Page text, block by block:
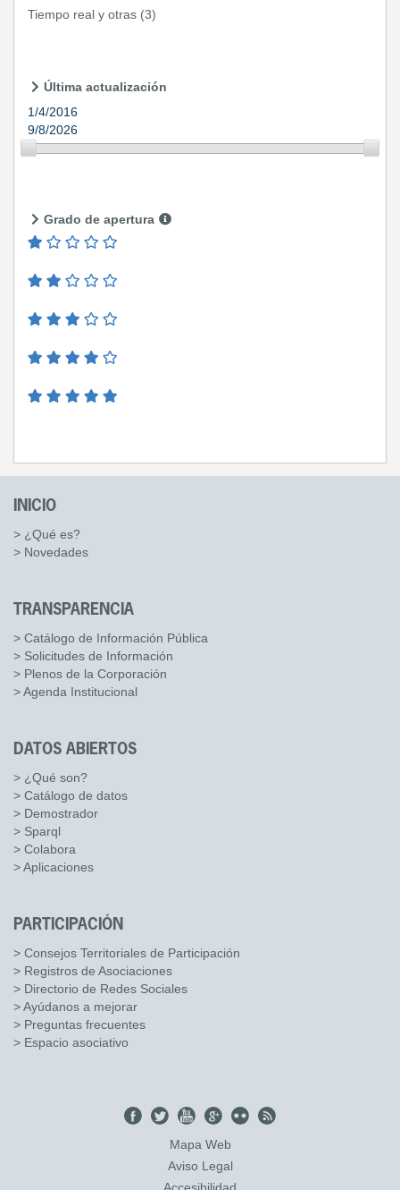
Tiempo real y otras (3)
Última actualización
1/4/2016
9/8/2026
Grado de apertura
INICIO
> ¿Qué es?
> Novedades
TRANSPARENCIA
> Catálogo de Información Pública
> Solicitudes de Información
> Plenos de la Corporación
> Agenda Institucional
DATOS ABIERTOS
> ¿Qué son?
> Catálogo de datos
> Demostrador
> Sparql
> Colabora
> Aplicaciones
PARTICIPACIÓN
> Consejos Territoriales de Participación
> Registros de Asociaciones
> Directorio de Redes Sociales
> Ayúdanos a mejorar
> Preguntas frecuentes
> Espacio asociativo
Mapa Web
Aviso Legal